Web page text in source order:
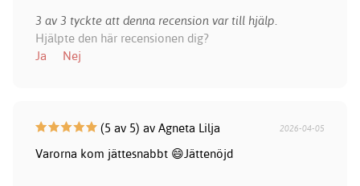
3 av 3 tyckte att denna recension var till hjälp.
Hjälpte den här recensionen dig?
Ja
Nej
(5 av 5) av Agneta Lilja 2026-04-05
Varorna kom jättesnabbt 😄Jättenöjd